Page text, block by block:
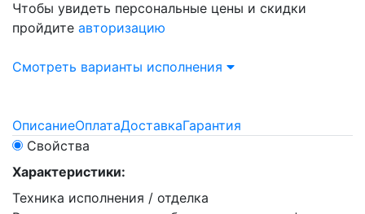
Чтобы увидеть персональные цены и скидки
пройдите авторизацию
Смотреть варианты исполнения
ОписаниеОплатаДоставкаГарантия
Свойства
Характеристики:
Техника исполнения / отделка